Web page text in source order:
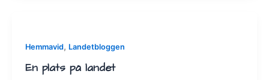
Hemmavid, Landetbloggen
En plats på landet